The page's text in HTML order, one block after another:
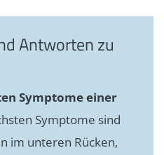
Antworten zu
Symptome einer
Symptome sind
im unteren Rücken,